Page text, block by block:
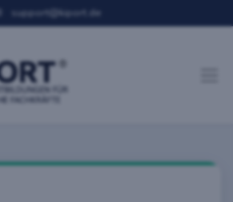
support@kiport.de